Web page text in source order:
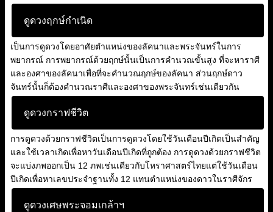
ดูดวงฤกษ์กำเนิด
เป็นการดูดวงโดยอาศัยตำแหน่งของลัคนาและพระจันทร์ในการ
พยากรณ์ การพยากรณ์ด้วยฤกษ์นั้นเป็นการคำนวณขั้นสูง ที่จะหาราศี
และองศาของลัคนาเพื่อที่จะคำนวณฤกษ์ของลัคนา ส่วนฤกษ์ดาว
จันทร์นั้นก็ต้องคำนวณราศีและองศาของพระจันทร์เช่นเดียวกัน
ดูดวงกราฟชีวิต
การดูดวงด้วยกราฟชีวิตเป็นการดูดวงโดยใช้วันเดือนปีเกิดเป็นสำคัญ
และใช้เวลาเกิดเพื่อหาวันเดือนปีเกิดที่ถูกต้อง การดูดวงด้วยกราฟชีวิต
จะแบ่งภพออกเป็น 12 ภพเช่นเดียวกับโหราศาสตร์ไทยแต่ใช้วันเดือน
ปีเกิดเพื่อหาเลขประจำฐานทั้ง 12 แทนตำแหน่งของดาวในราศีจักร
ดูดวงเศษพระจอมเกล้าฯ